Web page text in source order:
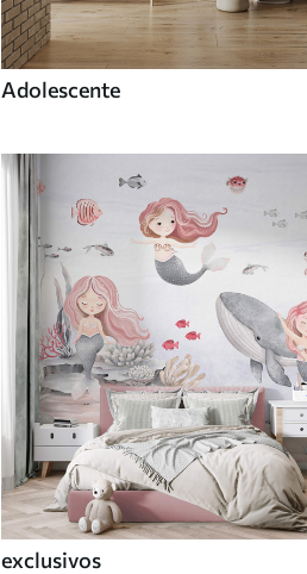
Adolescente
exclusivos